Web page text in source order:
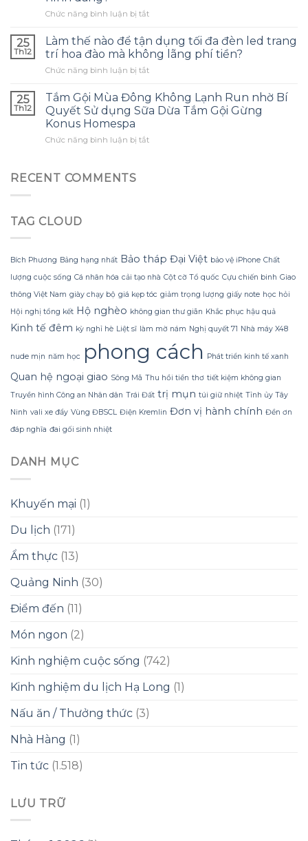
phù
và
tránh
những
sai
thường
gặp?
tràm
con
đây
là
tôi
ước
sớm
Chức năng bình luận bị tắtở
thế
để
tạo
một
bông
lồ
hình
25
Th12
Làm thế nào để tận dụng tối đa đèn led trang
trí hoa đào mà không lãng phí tiền?
Chức năng bình luận bị tắtở
thế
nào
để
dụng
không
phí
tiền?
25
Th12
Tắm Gội Mùa Đông Không Lạnh Run nhờ Bí
Quyết Sử dụng Sữa Dừa Tắm Gội Gừng
Konus Homespa
Chức năng bình luận bị tắtở
Quyết
dụng
Sữa
Tắm
Gội
Konus
Homespa
RECENT COMMENTS
TAG CLOUD
Bích Phương Bảng hạng nhất Bảo tháp Đại Việt bảo vệ iPhone Chất
lượng cuộc sống Cá nhân hóa cải tạo nhà Cột cờ Tổ quốc Cựu chiến binh Giao
thông Việt Nam giày chạy bộ giá kẹp tóc giảm trọng lượng giấy note học hỏi
Hội nghị tổng kết Hộ nghèo không gian thư giãn Khắc phục hậu quả
Kinh tế đêm kỳ nghỉ hè Liệt sĩ làm mờ nám Nghị quyết 71 Nhà máy X48
nude mịn năm học phong cách Phát triển kinh tế xanh
Quan hệ ngoại giao Sông Mã Thu hồi tiền thơ tiết kiệm không gian
Truyền hình Công an Nhân dân Trái Đất trị mụn túi giữ nhiệt Tỉnh ủy Tây
Ninh vali xe đẩy Vùng ĐBSCL Điện Kremlin Đơn vị hành chính Đền ơn
đáp nghĩa đai gối sinh nhiệt
DANH MỤC
Khuyến mại (1)
Du lịch (171)
Ẩm thực (13)
Quảng Ninh (30)
Điểm đến (11)
Món ngon (2)
Kinh nghiệm cuộc sống (742)
Kinh nghiệm du lịch Hạ Long (1)
Nấu ăn / Thưởng thức (3)
Nhà Hàng (1)
Tin tức (1.518)
LƯU TRỮ